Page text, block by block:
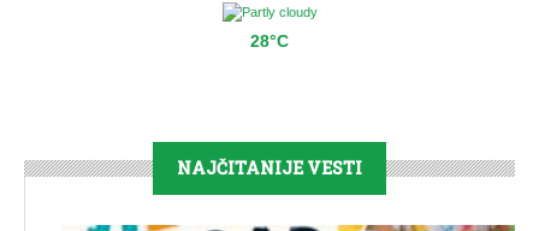
28°C
NAJČITANIJE VESTI